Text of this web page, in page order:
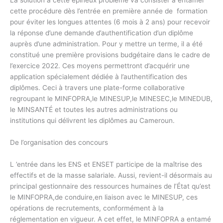
cette procédure dès l’entrée en première année de formation
pour éviter les longues attentes (6 mois à 2 ans) pour recevoir
la réponse d’une demande d’authentification d’un diplôme
auprès d’une administration. Pour y mettre un terme, il a été
constitué une première provisions budgétaire dans le cadre de
l’exercice 2022. Ces moyens permettront d’acquérir une
application spécialement dédiée à l’authentification des
diplômes. Ceci à travers une plate-forme collaborative
regroupant le MINFOPRA,le MINESUP,le MINESEC,le MINEDUB,
le MINSANTÉ et toutes les autres administrations ou
institutions qui délivrent les diplômes au Cameroun.
De l’organisation des concours
L ’entrée dans les ENS et ENSET participe de la maîtrise des
effectifs et de la masse salariale. Aussi, revient-il désormais au
principal gestionnaire des ressources humaines de l’État qu’est
le MINFOPRA,de conduire,en liaison avec le MINESUP, ces
opérations de recrutements, conformément à la
réglementation en vigueur. A cet effet, le MINFOPRA a entamé